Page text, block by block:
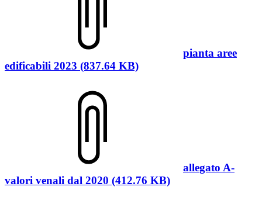
pianta aree
edificabili 2023 (837.64 KB)
allegato A-
valori venali dal 2020 (412.76 KB)